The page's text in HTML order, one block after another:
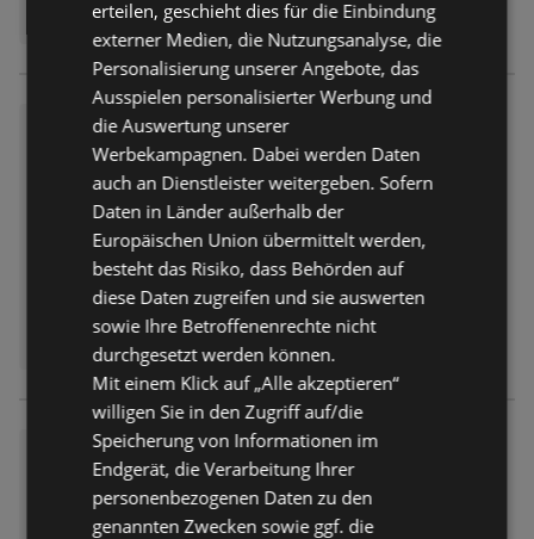
Voglauer Highlights
Prospekt nicht mehr gültig
Abgelaufen am: 30.06.2026
Prospekt Highlights
nicht mehr gültig
Abgelaufen am: 23.06.2026
erteilen, geschieht dies für die Einbindung
externer Medien, die Nutzungsanalyse, die
Personalisierung unserer Angebote, das
Ausspielen personalisierter Werbung und
die Auswertung unserer
Werbekampagnen. Dabei werden Daten
auch an Dienstleister weitergeben. Sofern
Daten in Länder außerhalb der
Europäischen Union übermittelt werden,
besteht das Risiko, dass Behörden auf
diese Daten zugreifen und sie auswerten
sowie Ihre Betroffenenrechte nicht
durchgesetzt werden können.
Mit einem Klick auf „Alle akzeptieren“
willigen Sie in den Zugriff auf/die
Speicherung von Informationen im
Endgerät, die Verarbeitung Ihrer
personenbezogenen Daten zu den
genannten Zwecken sowie ggf. die